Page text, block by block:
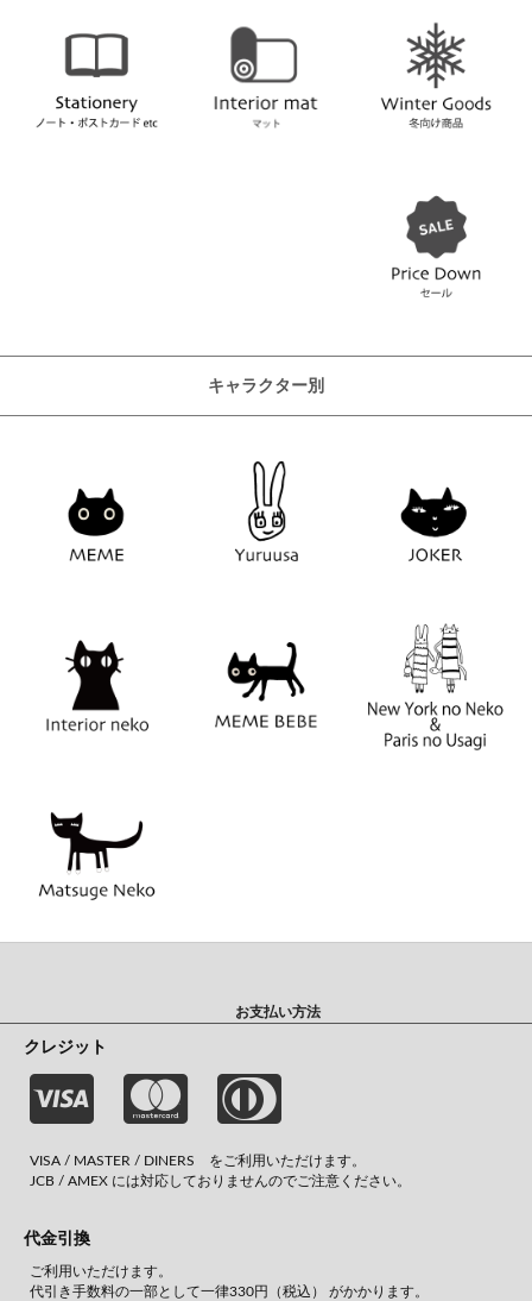
キャラクター別
お支払い方法
クレジット
VISA / MASTER / DINERS をご利用いただけます。
JCB / AMEX には対応しておりませんのでご注意ください。
代金引換
ご利用いただけます。
代引き手数料の一部として一律330円（税込） がかかります。